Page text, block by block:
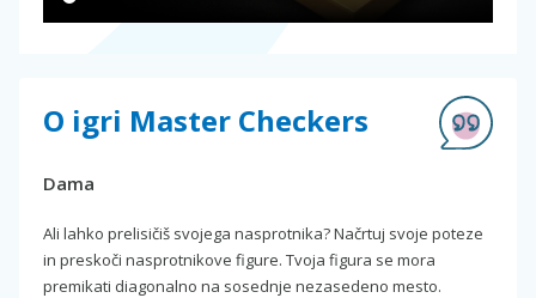
O igri Master Checkers
Dama
Ali lahko prelisičiš svojega nasprotnika? Načrtuj svoje poteze
in preskoči nasprotnikove figure. Tvoja figura se mora
premikati diagonalno na sosednje nezasedeno mesto.